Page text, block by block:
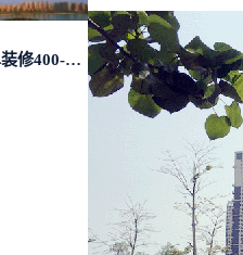
求租市中心简单装修400-500